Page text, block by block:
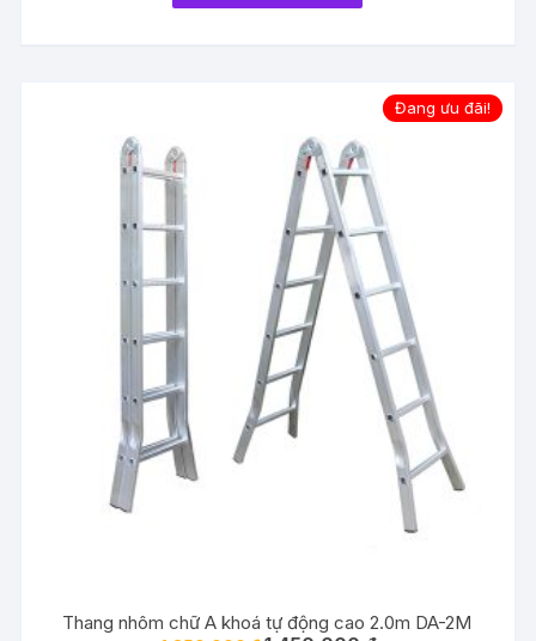
1,480,000 ₫.
Đang ưu đãi!
Thang nhôm chữ A khoá tự động cao 2.0m DA-2M